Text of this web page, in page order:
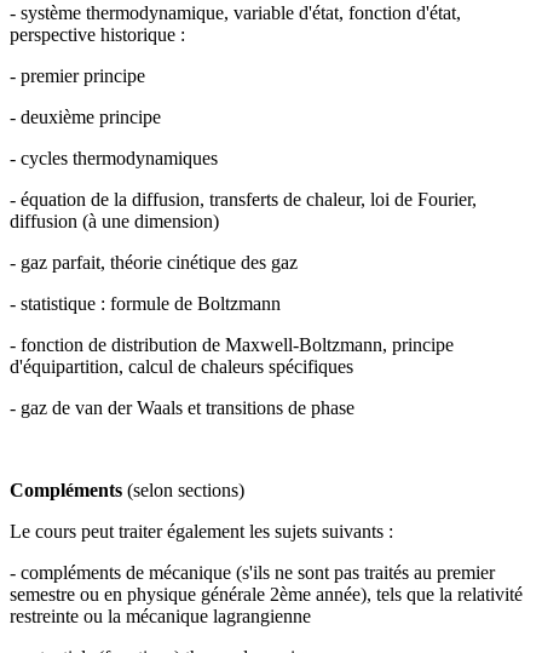
- système thermodynamique, variable d'état, fonction d'état,
perspective historique :
- premier principe
- deuxième principe
- cycles thermodynamiques
- équation de la diffusion, transferts de chaleur, loi de Fourier,
diffusion (à une dimension)
- gaz parfait, théorie cinétique des gaz
- statistique : formule de Boltzmann
- fonction de distribution de Maxwell-Boltzmann, principe
d'équipartition, calcul de chaleurs spécifiques
- gaz de van der Waals et transitions de phase
Compléments (selon sections)
Le cours peut traiter également les sujets suivants :
- compléments de mécanique (s'ils ne sont pas traités au premier
semestre ou en physique générale 2ème année), tels que la relativité
restreinte ou la mécanique lagrangienne